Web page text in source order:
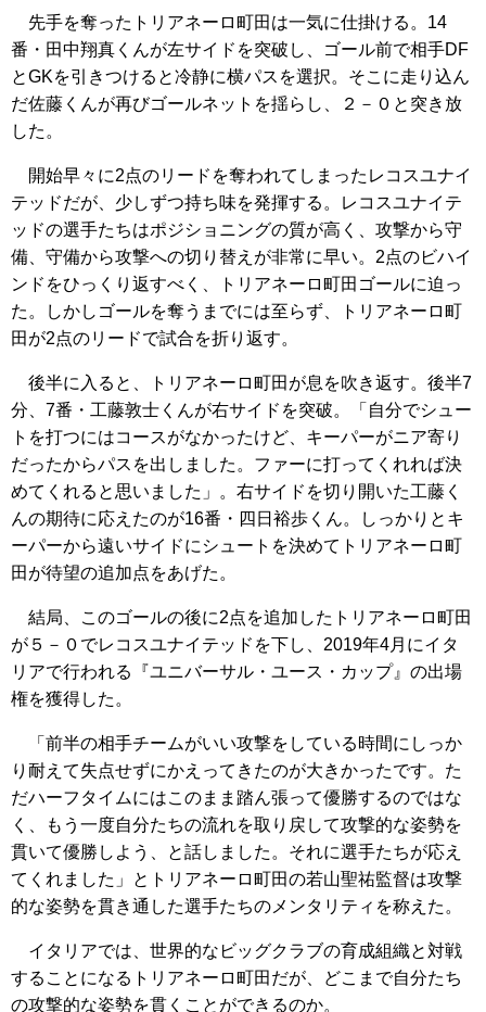
先手を奪ったトリアネーロ町田は一気に仕掛ける。14
番・田中翔真くんが左サイドを突破し、ゴール前で相手DF
とGKを引きつけると冷静に横パスを選択。そこに走り込ん
だ佐藤くんが再びゴールネットを揺らし、２－０と突き放
した。
開始早々に2点のリードを奪われてしまったレコスユナイ
テッドだが、少しずつ持ち味を発揮する。レコスユナイテ
ッドの選手たちはポジショニングの質が高く、攻撃から守
備、守備から攻撃への切り替えが非常に早い。2点のビハイ
ンドをひっくり返すべく、トリアネーロ町田ゴールに迫っ
た。しかしゴールを奪うまでには至らず、トリアネーロ町
田が2点のリードで試合を折り返す。
後半に入ると、トリアネーロ町田が息を吹き返す。後半7
分、7番・工藤敦士くんが右サイドを突破。「自分でシュー
トを打つにはコースがなかったけど、キーパーがニア寄り
だったからパスを出しました。ファーに打ってくれれば決
めてくれると思いました」。右サイドを切り開いた工藤く
んの期待に応えたのが16番・四日裕歩くん。しっかりとキ
ーパーから遠いサイドにシュートを決めてトリアネーロ町
田が待望の追加点をあげた。
結局、このゴールの後に2点を追加したトリアネーロ町田
が５－０でレコスユナイテッドを下し、2019年4月にイタ
リアで行われる『ユニバーサル・ユース・カップ』の出場
権を獲得した。
「前半の相手チームがいい攻撃をしている時間にしっか
り耐えて失点せずにかえってきたのが大きかったです。た
だハーフタイムにはこのまま踏ん張って優勝するのではな
く、もう一度自分たちの流れを取り戻して攻撃的な姿勢を
貫いて優勝しよう、と話しました。それに選手たちが応え
てくれました」とトリアネーロ町田の若山聖祐監督は攻撃
的な姿勢を貫き通した選手たちのメンタリティを称えた。
イタリアでは、世界的なビッグクラブの育成組織と対戦
することになるトリアネーロ町田だが、どこまで自分たち
の攻撃的な姿勢を貫くことができるのか。